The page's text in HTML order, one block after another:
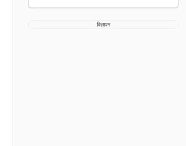
विज्ञापन